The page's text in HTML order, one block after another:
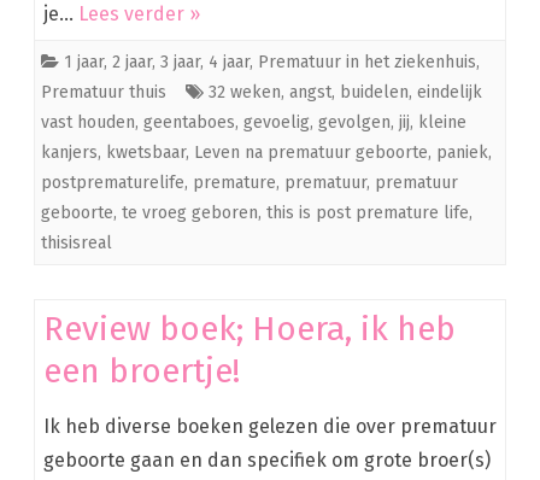
je… Lees verder »
1 jaar, 2 jaar, 3 jaar, 4 jaar, Prematuur in het ziekenhuis,
Prematuur thuis
32 weken, angst, buidelen, eindelijk
vast houden, geentaboes, gevoelig, gevolgen, jij, kleine
kanjers, kwetsbaar, Leven na prematuur geboorte, paniek,
postprematurelife, premature, prematuur, prematuur
geboorte, te vroeg geboren, this is post premature life,
thisisreal
Review boek; Hoera, ik heb
een broertje!
Ik heb diverse boeken gelezen die over prematuur
geboorte gaan en dan specifiek om grote broer(s)